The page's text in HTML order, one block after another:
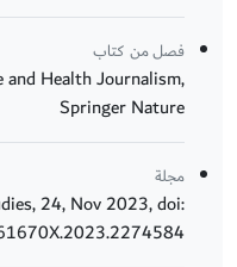
فصل من كتاب
and Health Journalism,
Springer Nature
مجلة
24, Nov 2023, doi: